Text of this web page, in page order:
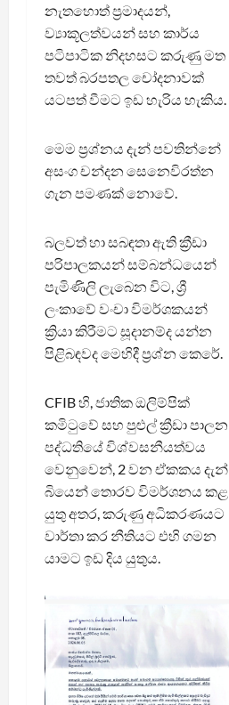
නැතහොත් ප්‍රමාදයන්,
ව්‍යාකූලත්වයන් සහ කාර්ය
පටිපාටික නිදහසට කරුණු මත
තවත් බරපතල චෝදනාවක්
යටපත් වීමට ඉඩ හැරිය හැකිය.
මෙම ප්‍රශ්නය දැන් පවතින්නේ
අසංග චන්දන සෙනෙවිරත්න
ගැන පමණක් නොවේ.
බලවත් හා සබඳතා ඇති ක්‍රීඩා
පරිපාලකයන් සම්බන්ධයෙන්
පැමිණිලි ලැබෙන විට, ශ්‍රී
ලංකාවේ වංචා විමර්ශකයන්
ක්‍රියා කිරීමට සූදානම්ද යන්න
පිළිබඳවද මෙහිදී ප්‍රශ්න කෙරේ.
CFIB හි, ජාතික ඔලිම්පික්
කමිටුවේ සහ පුළුල් ක්‍රීඩා පාලන
පද්ධතියේ විශ්වසනීයත්වය
වෙනුවෙන්, 2 වන ඒකකය දැන්
බියෙන් තොරව විමර්ශනය කළ
යුතු අතර, කරුණු අධිකරණයට
වාර්තා කර නීතියට එහි ගමන
යාමට ඉඩ දිය යුතුය.